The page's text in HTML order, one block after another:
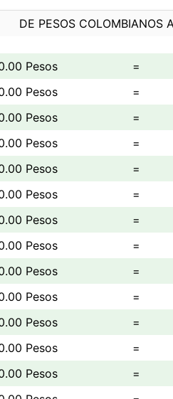
DE PESOS COLOMBIANOS
Pesos =
Pesos
=
Pesos
=
Pesos
=
Pesos
=
Pesos
=
Pesos
=
Pesos
=
Pesos
=
Pesos
=
Pesos
=
Pesos
=
Pesos
=